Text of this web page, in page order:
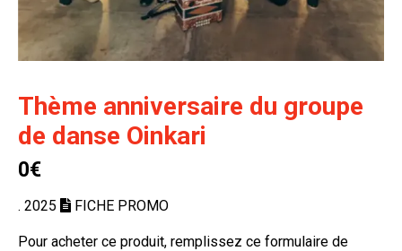
Thème anniversaire du groupe
de danse Oinkari
0€
. 2025 FICHE PROMO
Pour acheter ce produit, remplissez ce formulaire de